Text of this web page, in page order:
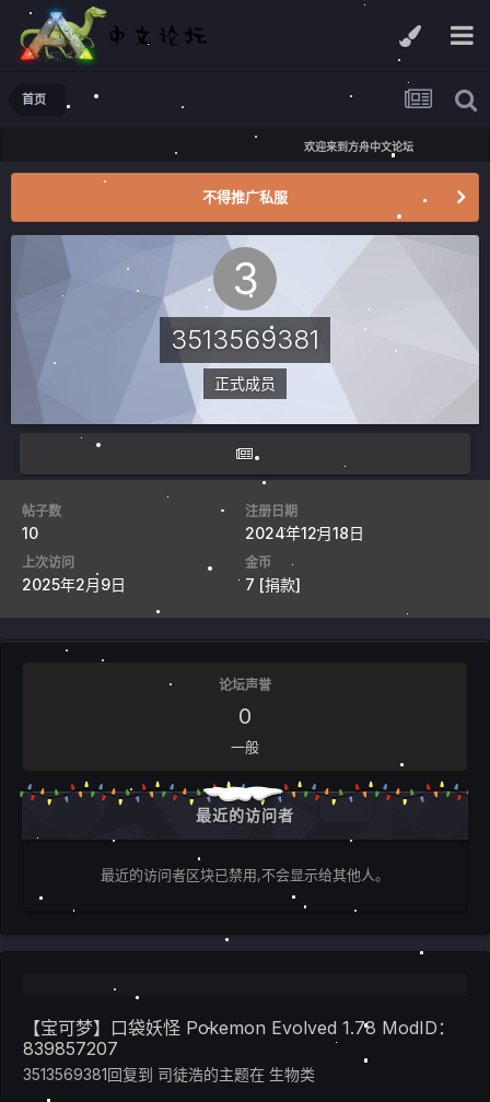
首页
欢迎来到方舟中文论坛
不得推广私服
3513569381
正式成员
帖子数
10
注册日期
2024年12月18日
上次访问
2025年2月9日
金币
7 [捐款]
论坛声誉
0
一般
最近的访问者
最近的访问者区块已禁用,不会显示给其他人。
【宝可梦】口袋妖怪 Pokemon Evolved 1.78 ModID：
839857207
3513569381回复到 司徒浩的主题在 生物类